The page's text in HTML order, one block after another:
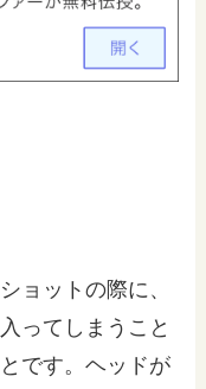
ショットの際に、
ってしまうこと
です。ヘッドが